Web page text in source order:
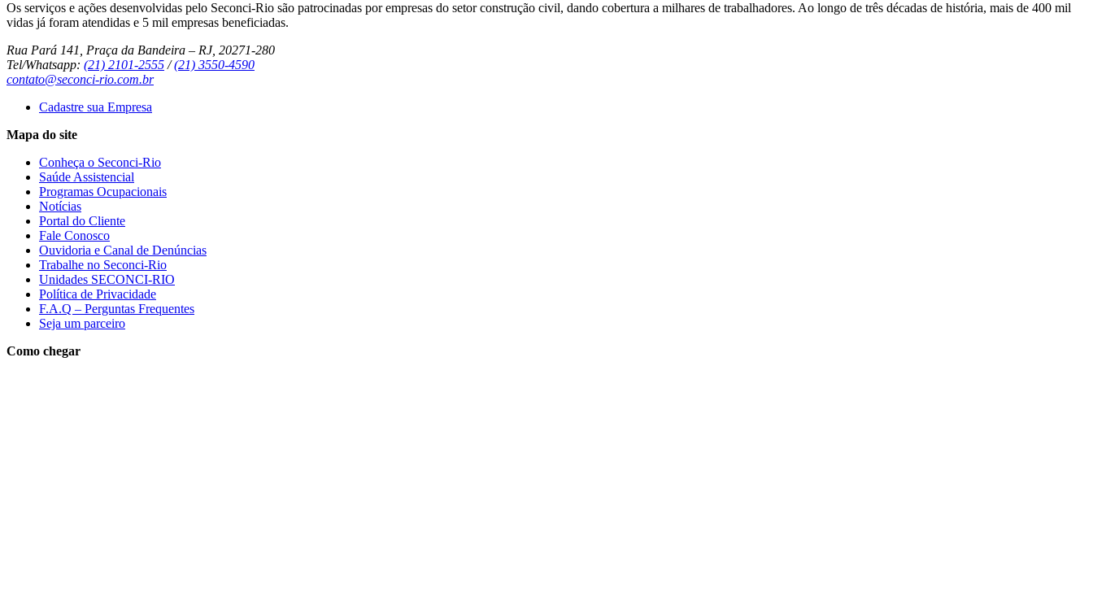
Os serviços e ações desenvolvidas pelo Seconci-Rio são patrocinadas por empresas do setor construção civil, dando cobertura a milhares de trabalhadores. Ao longo de três décadas de história, mais de 400 mil
vidas já foram atendidas e 5 mil empresas beneficiadas.
Rua Pará 141, Praça da Bandeira – RJ, 20271-280
Tel/Whatsapp: (21) 2101-2555/(21) 3550-4590
contato@seconci-rio.com.br
Cadastre sua Empresa
Mapa do site
Conheça o Seconci-Rio
Saúde Assistencial
Programas Ocupacionais
Notícias
Portal do Cliente
Fale Conosco
Ouvidoria e Canal de Denúncias
Trabalhe no Seconci-Rio
Unidades SECONCI-RIO
Política de Privacidade
F.A.Q – Perguntas Frequentes
Seja um parceiro
Como chegar